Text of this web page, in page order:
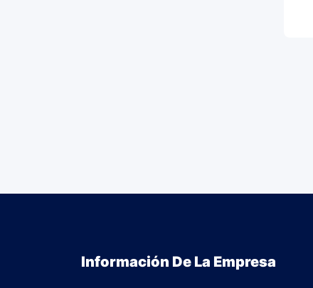
Información De La Empresa